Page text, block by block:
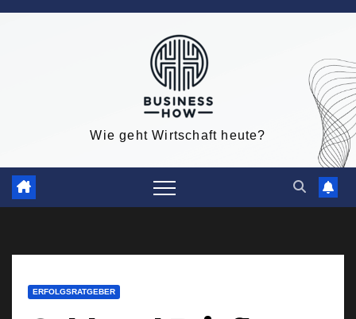
Zum
Wie geht Wirtschaft heute?
ERFOLGSRATGEBER